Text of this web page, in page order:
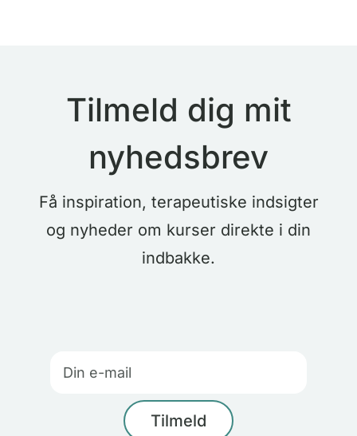
Tilmeld dig mit
nyhedsbrev
Få inspiration, terapeutiske indsigter
og nyheder om kurser direkte i din
indbakke.